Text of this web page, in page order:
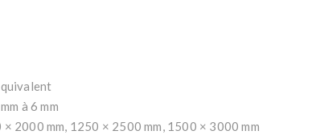
à 6 mm
2000 mm, 1250 × 2500 mm, 1500 × 3000 mm